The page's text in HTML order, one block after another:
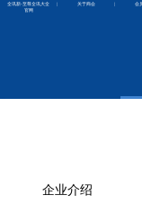
全讯新-至尊全讯大全
官网
| 关于商会 | 会
企业介绍